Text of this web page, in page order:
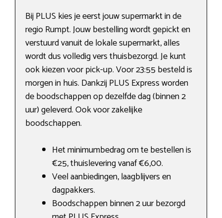
Bij PLUS kies je eerst jouw supermarkt in de
regio Rumpt. Jouw bestelling wordt gepickt en
verstuurd vanuit de lokale supermarkt, alles
wordt dus volledig vers thuisbezorgd. Je kunt
ook kiezen voor pick-up. Voor 23:55 besteld is
morgen in huis. Dankzij PLUS Express worden
de boodschappen op dezelfde dag (binnen 2
uur) geleverd. Ook voor zakelijke
boodschappen.
Het minimumbedrag om te bestellen is
€25, thuislevering vanaf €6,00.
Veel aanbiedingen, laagblijvers en
dagpakkers.
Boodschappen binnen 2 uur bezorgd